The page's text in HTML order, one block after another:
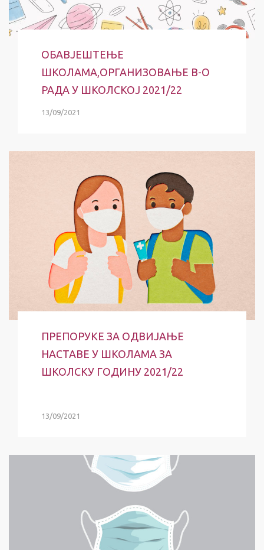
ОБАВЈЕШТЕЊЕ
ШКОЛАМА,ОРГАНИЗОВАЊЕ В-О
РАДА У ШКОЛСКОЈ 2021/22
13/09/2021
ПРЕПОРУКЕ ЗА ОДВИЈАЊЕ
НАСТАВЕ У ШКОЛАМА ЗА
ШКОЛСКУ ГОДИНУ 2021/22
13/09/2021